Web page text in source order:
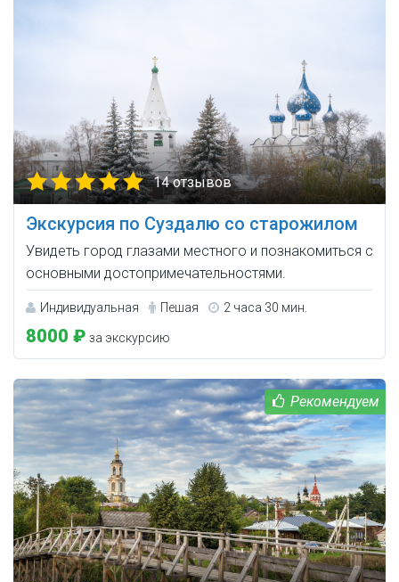
14 отзывов
Экскурсия по Суздалю со старожилом
Увидеть город глазами местного и познакомиться с
основными достопримечательностями.
Индивидуальная Пешая 2 часа 30 мин.
8000 ₽ за экскурсию